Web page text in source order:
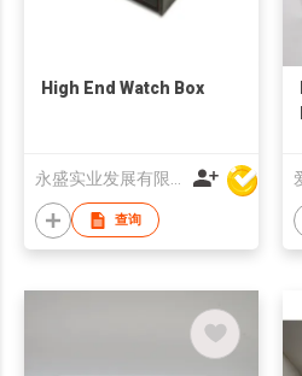
High End Watch Box
查询